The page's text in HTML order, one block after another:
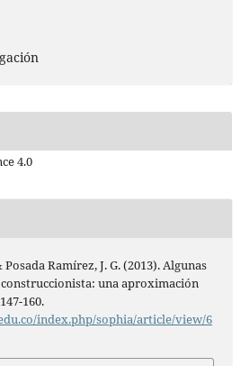
4.0
Ramírez, J. G. (2013). Algunas
una aproximación
160.
index.php/sophia/article/view/6